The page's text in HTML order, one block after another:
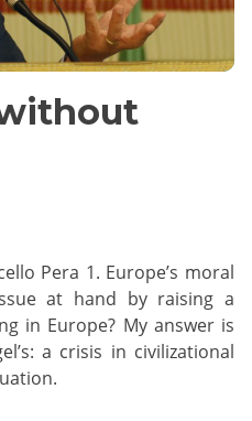
Pera 1. Europe’s moral
at hand by raising a
in Europe? My answer is
a crisis in civilizational